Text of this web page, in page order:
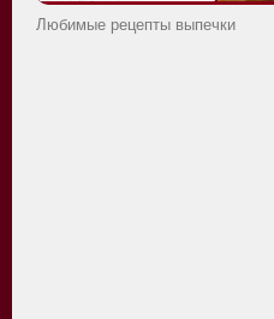
Любимые рецепты выпечки